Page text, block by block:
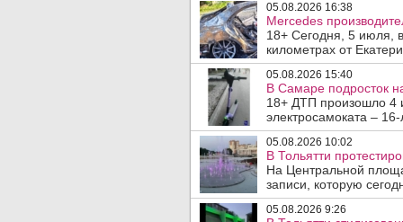
05.08.2026 16:38
Mercedes
18+ Сегодня, 5 июля,
километрах от
05.08.2026 15:40
В Самаре подросток
18+ ДТП произошло
электросамоката –
05.08.2026 10:02
В Тольятти
На Центральной
записи, которую
05.08.2026 9:26